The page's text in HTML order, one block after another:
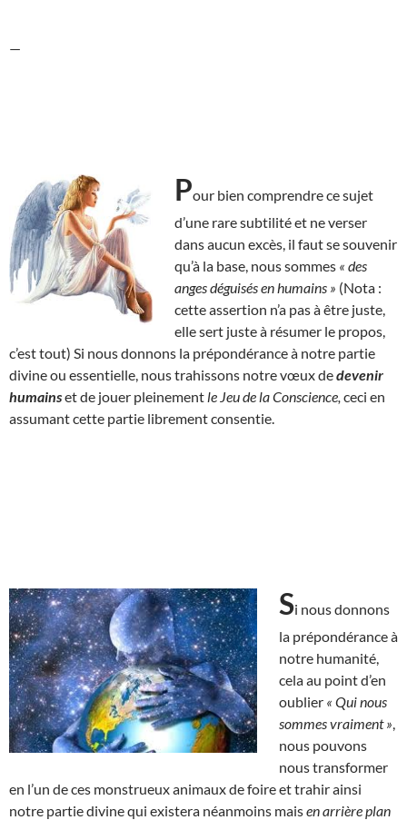
—
Pour bien comprendre ce sujet
d’une rare subtilité et ne verser
dans aucun excès, il faut se souvenir
qu’à la base, nous sommes « des
anges déguisés en humains » (Nota :
cette assertion n’a pas à être juste,
elle sert juste à résumer le propos,
c’est tout) Si nous donnons la prépondérance à notre partie
divine ou essentielle, nous trahissons notre vœux dedevenir
humainset de jouer pleinement le Jeu de la Conscience, ceci en
assumant cette partie librement consentie.
Si nous donnons
la prépondérance à
notre humanité,
cela au point d’en
oublier « Qui nous
sommes vraiment »
nous pouvons
nous transformer
en l’un de ces monstrueux animaux de foire et trahir ainsi
notre partie divine qui existera néanmoins maisen arrière plan